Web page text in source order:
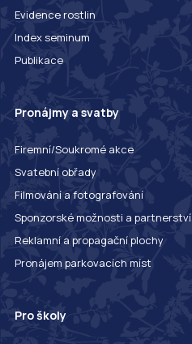
Evidence rostlin
Index seminum
Publikace
Pronájmy a svatby
Firemní/Soukromé akce
Svatební obřady
Filmování a fotografování
Sponzorské možnosti a partnerství
Reklamní a propagační plochy
Pronájem parkovacích míst
Pro školy